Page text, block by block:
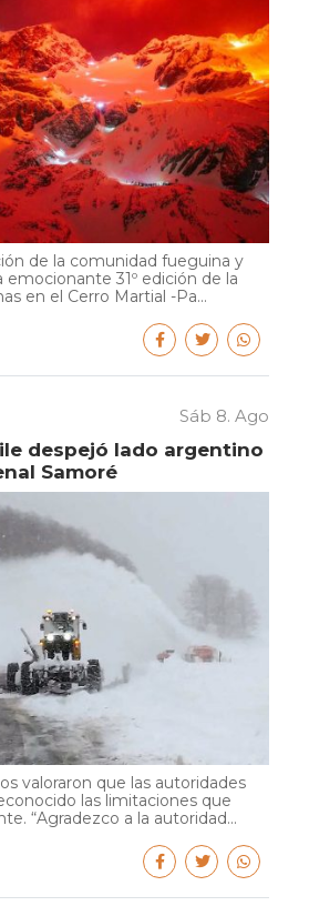
de la comunidad fueguina y
31º edición de la
en el Cerro Martial -Pa...
Sáb 8. Ago
despejó lado argentino
Samoré
valoraron que las autoridades
las limitaciones que
“Agradezco a la autoridad...